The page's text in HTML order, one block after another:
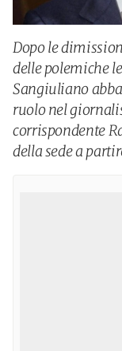
Dopo le
delle polemiche
Sangiuliano
ruolo nel
corrispondente
della sede a